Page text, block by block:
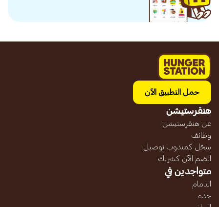
حمل التطبيق الآن
هنقرستيشن
عن هنقرستيشن
وظائف
سجّل كمندوب توصيل
انضم الآن كشريك
متواجدين في
الدمام
جده